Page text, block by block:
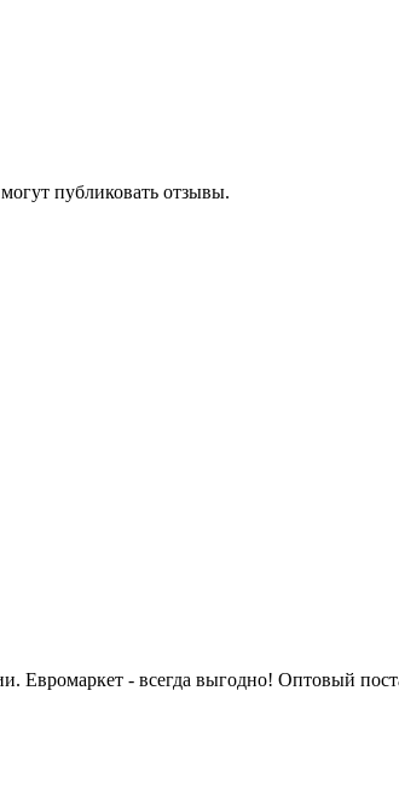
публиковать отзывы.
Евромаркет - всегда выгодно! Оптовый